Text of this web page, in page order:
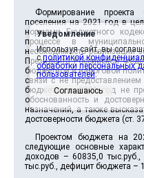
Формирование проекта
поселения на 2021 год в
нормами Бюджетного
процессе в
необходимость реализации
Президента Российской
бюджетной и налоговой
связи с не
бюджета на 2021 год не
обоснованность и
назначений, а также
достоверности бюджета (ст.
Проектом бюджета на
следующие основные
доходов – 60835,0
тыс.руб., дефицит бюджета –
Уведомление
Используя сайт, вы
сполитикой
обработки персональных
пользователей.
Соглашаюсь